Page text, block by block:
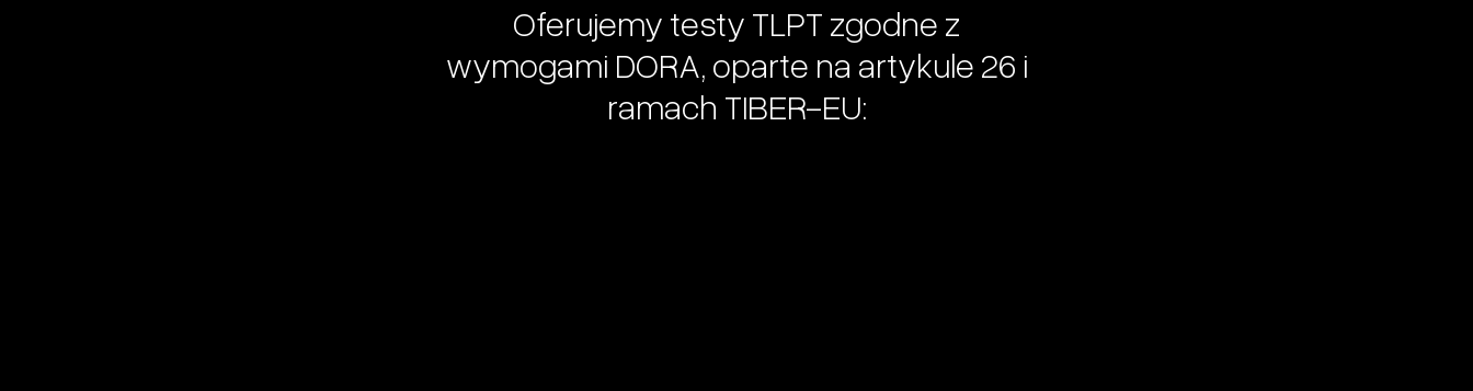
Oferujemy testy TLPT zgodne z
wymogami DORA, oparte na artykule 26 i
ramach TIBER-EU: